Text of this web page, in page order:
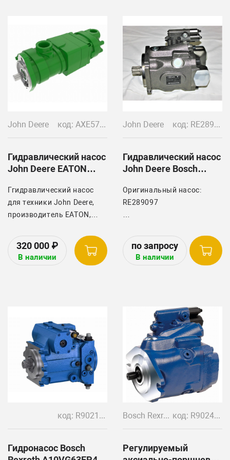
другие.
Устанавливается на
технику Ropa
John Deere код: AXE57337, AXE61624
Гидравлический насос
John Deere EATON
Ггидравлический насос
для техники John Deere,
производитель EATON,
каталожный номер JD-
AXE57337
320 000 ₽
В наличии
John Deere код: RE289097 / RE563717 / RE258468 / PG201104 / RE258467; RE275747; RE563717
Гидравлический насос
John Deere Bosch
Оригинальный насос:
RE289097
John Deere: 8430, 8130,
8230, 8330, 8530, 8225R,
8245R, 8270R и др.
Номера замены: John
Deere RE289097, RE563717,
RE258468, PG201104
Rexroth R902504848
Rexroth LA10CNO 85
DRSC/53R-VWC07H505G-
В наличии
код: R902164345, 274157, R902075804, 274171, R902168559, R902116801, 274170, R902058210, R902116800, 902097616, 89275, R902169529, 274202
Гидронасос Bosch
Bosch Rexroth код: R902473393, R902436422, 274184
Регулируемый